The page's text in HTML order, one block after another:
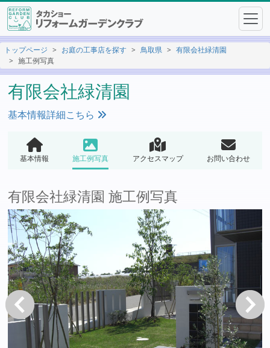
トップページ お庭の工事店を探す 鳥取県
有限会社緑清園
施工例写真
有限会社緑清園
基本情報詳細こちら
基本情報 施工例写真 アクセスマップ お問い合わせ
有限会社緑清園 施工例写真
戻る 次へ